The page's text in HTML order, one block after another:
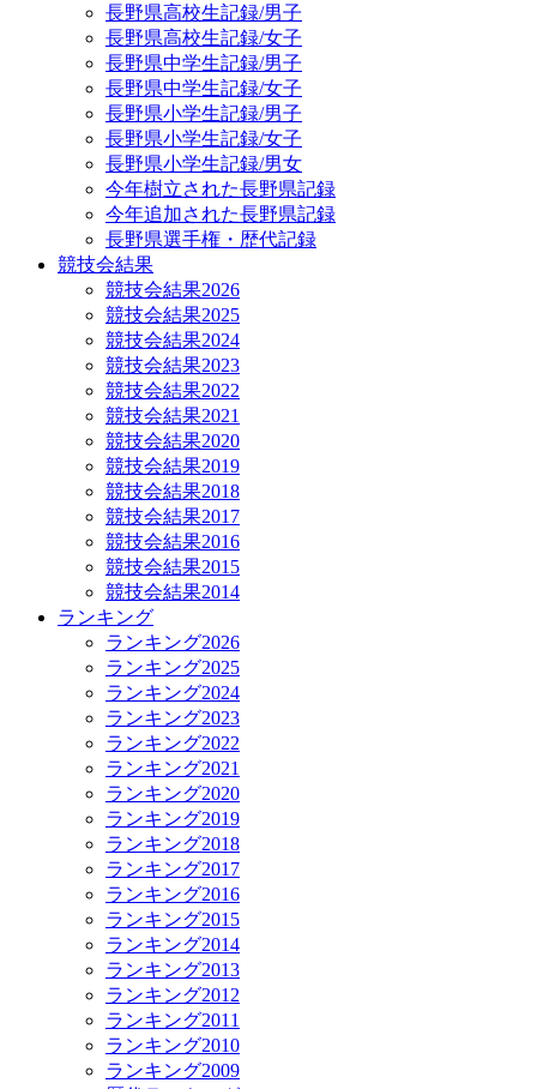
長野県高校生記録/男子
長野県高校生記録/女子
長野県中学生記録/男子
長野県中学生記録/女子
長野県小学生記録/男子
長野県小学生記録/女子
長野県小学生記録/男女
今年樹立された長野県記録
今年追加された長野県記録
長野県選手権・歴代記録
競技会結果
競技会結果2026
競技会結果2025
競技会結果2024
競技会結果2023
競技会結果2022
競技会結果2021
競技会結果2020
競技会結果2019
競技会結果2018
競技会結果2017
競技会結果2016
競技会結果2015
競技会結果2014
ランキング
ランキング2026
ランキング2025
ランキング2024
ランキング2023
ランキング2022
ランキング2021
ランキング2020
ランキング2019
ランキング2018
ランキング2017
ランキング2016
ランキング2015
ランキング2014
ランキング2013
ランキング2012
ランキング2011
ランキング2010
ランキング2009